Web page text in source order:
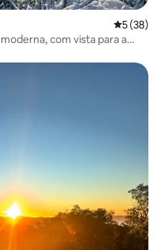
5 de uma
5 (38)
com vista para a